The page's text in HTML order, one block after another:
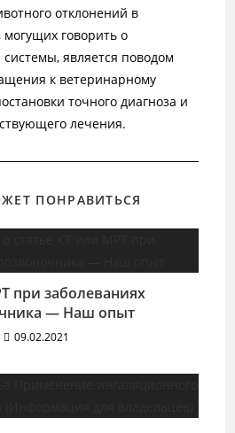
отклонений в
могущих говорить о
является поводом
к ветеринарному
точного диагноза и
лечения.
ПОНРАВИТЬСЯ
при заболеваниях
— Наш опыт
09.02.2021